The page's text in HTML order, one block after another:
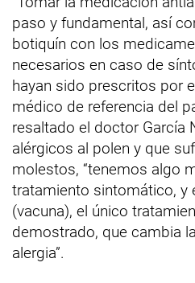
paso y fundamental, así
botiquín con los
necesarios en caso de
hayan sido prescritos por
médico de referencia del
resaltado el doctor García
alérgicos al polen y que
molestos, “tenemos algo
tratamiento sintomático, y
(vacuna), el único
demostrado, que cambia
alergia”.